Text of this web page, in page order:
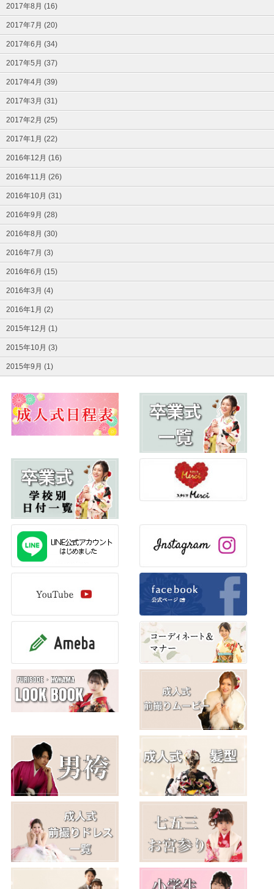
2017年8月 (16)
2017年7月 (20)
2017年6月 (34)
2017年5月 (37)
2017年4月 (39)
2017年3月 (31)
2017年2月 (25)
2017年1月 (22)
2016年12月 (16)
2016年11月 (26)
2016年10月 (31)
2016年9月 (28)
2016年8月 (30)
2016年7月 (3)
2016年6月 (15)
2016年3月 (4)
2016年1月 (2)
2015年12月 (1)
2015年10月 (3)
2015年9月 (1)